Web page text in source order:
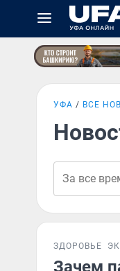
УФА ВСЕ
ЗДОРОВЬЕ
Зачем